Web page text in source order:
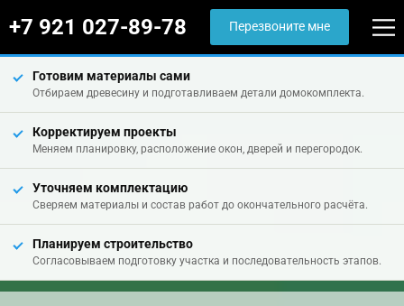
+7 921 027-89-78 Перезвоните мне
Готовим материалы сами
Отбираем древесину и подготавливаем детали домокомплекта.
Корректируем проекты
Меняем планировку, расположение окон, дверей и перегородок.
Уточняем комплектацию
Сверяем материалы и состав работ до окончательного расчёта.
Планируем строительство
Согласовываем подготовку участка и последовательность этапов.